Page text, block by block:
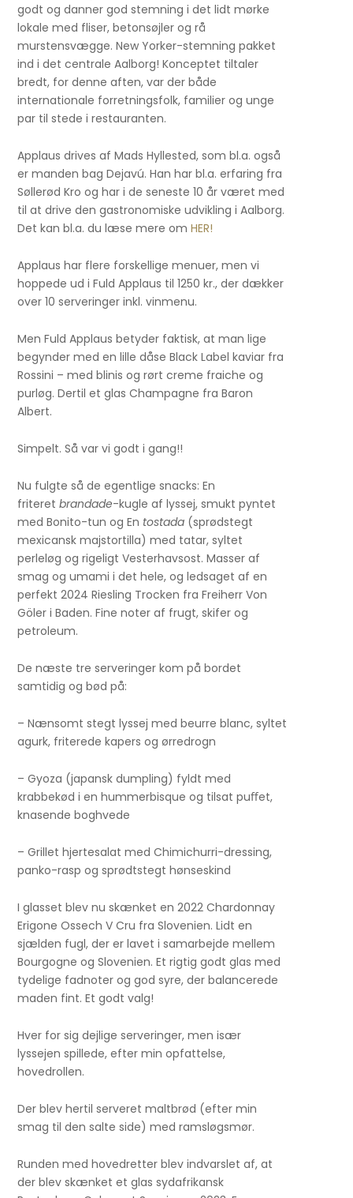
godt og danner god stemning i det lidt mørke
lokale med fliser, betonsøjler og rå
murstensvægge. New Yorker-stemning pakket
ind i det centrale Aalborg! Konceptet tiltaler
bredt, for denne aften, var der både
internationale forretningsfolk, familier og unge
par til stede i restauranten.
Applaus drives af Mads Hyllested, som bl.a. også
er manden bag Dejavú. Han har bl.a. erfaring fra
Søllerød Kro og har i de seneste 10 år været med
til at drive den gastronomiske udvikling i Aalborg.
Det kan bl.a. du læse mere omHER!
Applaus har flere forskellige menuer, men vi
hoppede ud i Fuld Applaus til 1250 kr., der dækker
over 10 serveringer inkl. vinmenu.
Men Fuld Applaus betyder faktisk, at man lige
begynder med en lille dåse Black Label kaviar fra
Rossini – med blinis og rørt creme fraiche og
purløg. Dertil et glas Champagne fra Baron
Albert.
Simpelt. Så var vi godt i gang!!
Nu fulgte så de egentlige snacks: En
friteretbrandade-kugle af lyssej, smukt pyntet
med Bonito-tun og En tostada (sprødstegt
mexicansk majstortilla) med tatar, syltet
perleløg og rigeligt Vesterhavsost. Masser af
smag og umami i det hele, og ledsaget af en
perfekt 2024 Riesling Trocken fra Freiherr Von
Göler i Baden. Fine noter af frugt, skifer og
petroleum.
De næste tre serveringer kom på bordet
samtidig og bød på:
– Nænsomt stegt lyssej med beurre blanc, syltet
agurk, friterede kapers og ørredrogn
– Gyoza (japansk dumpling) fyldt med
krabbekød i en hummerbisque og tilsat puﬀet,
knasende boghvede
– Grillet hjertesalat med Chimichurri-dressing,
panko-rasp og sprødtstegt hønseskind
I glasset blev nu skænket en 2022 Chardonnay
Erigone Ossech V Cru fra Slovenien. Lidt en
sjælden fugl, der er lavet i samarbejde mellem
Bourgogne og Slovenien. Et rigtig godt glas med
tydelige fadnoter og god syre, der balancerede
maden fint. Et godt valg!
Hver for sig dejlige serveringer, men især
lyssejen spillede, efter min opfattelse,
hovedrollen.
Der blev hertil serveret maltbrød (efter min
smag til den salte side) med ramsløgsmør.
Runden med hovedretter blev indvarslet af, at
der blev skænket et glas sydafrikansk